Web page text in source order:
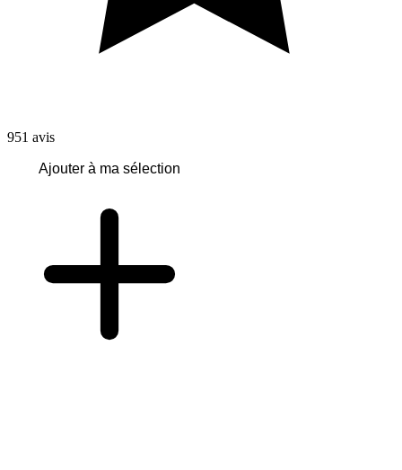
951 avis
Ajouter à ma sélection